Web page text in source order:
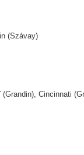
(Szávay)
Cincinnati